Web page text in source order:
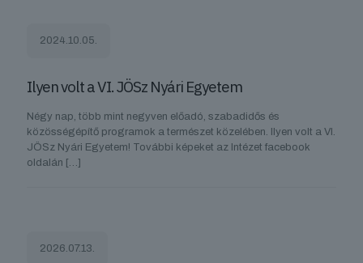
2024.10.05.
Ilyen volt a VI. JÖSz Nyári Egyetem
Négy nap, több mint negyven előadó, szabadidős és
közösségépítő programok a természet közelében. Ilyen volt a VI.
JÖSz Nyári Egyetem! További képeket az Intézet facebook
oldalán […]
2026.07.13.